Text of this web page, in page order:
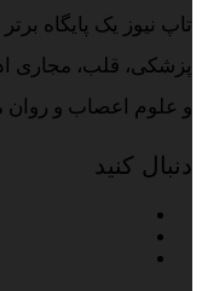
تاپ نیوز یک پایگاه
پزشکی، قلب، مجاری
و علوم اعصاب و روان
دنبال کنید